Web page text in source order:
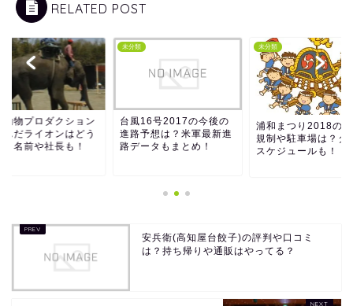
RELATED POST
動物プロダクション
んだライオンはどう
？名前や社長も！
未分類
台風16号2017の今後の
進路予想は？米軍最新進
路データもまとめ！
未分類
浦和まつり2018の
規制や駐車場は？タ
スケジュールも！
安兵衛(高知屋台餃子)の評判や口コミ
は？持ち帰りや通販はやってる？